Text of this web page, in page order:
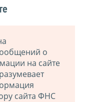
о
на сайте
сайта ФНС